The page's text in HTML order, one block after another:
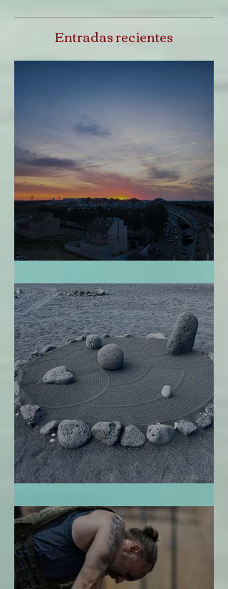
Entradas recientes